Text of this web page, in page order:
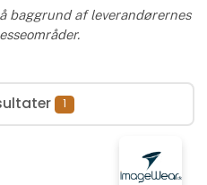
baggrund af leverandørernes
1